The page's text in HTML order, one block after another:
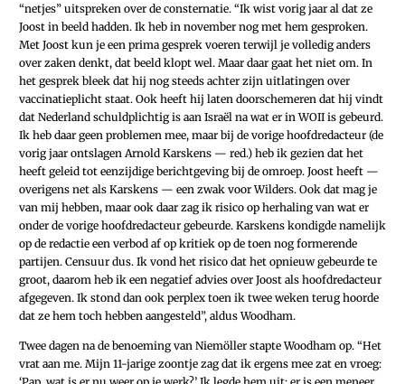
“netjes” uitspreken over de consternatie. “Ik wist vorig jaar al dat ze
Joost in beeld hadden. Ik heb in november nog met hem gesproken.
Met Joost kun je een prima gesprek voeren terwijl je volledig anders
over zaken denkt, dat beeld klopt wel. Maar daar gaat het niet om. In
het gesprek bleek dat hij nog steeds achter zijn uitlatingen over
vaccinatieplicht staat. Ook heeft hij laten doorschemeren dat hij vindt
dat Nederland schuldplichtig is aan Israël na wat er in WOII is gebeurd.
Ik heb daar geen problemen mee, maar bij de vorige hoofdredacteur (de
vorig jaar ontslagen Arnold Karskens — red.) heb ik gezien dat het
heeft geleid tot eenzijdige berichtgeving bij de omroep. Joost heeft —
overigens net als Karskens — een zwak voor Wilders. Ook dat mag je
van mij hebben, maar ook daar zag ik risico op herhaling van wat er
onder de vorige hoofdredacteur gebeurde. Karskens kondigde namelijk
op de redactie een verbod af op kritiek op de toen nog formerende
partijen. Censuur dus. Ik vond het risico dat het opnieuw gebeurde te
groot, daarom heb ik een negatief advies over Joost als hoofdredacteur
afgegeven. Ik stond dan ook perplex toen ik twee weken terug hoorde
dat ze hem toch hebben aangesteld”, aldus Woodham.
Twee dagen na de benoeming van ­Niemöller stapte Woodham op. “Het
vrat aan me. Mijn 11-jarige zoontje zag dat ik ergens mee zat en vroeg: